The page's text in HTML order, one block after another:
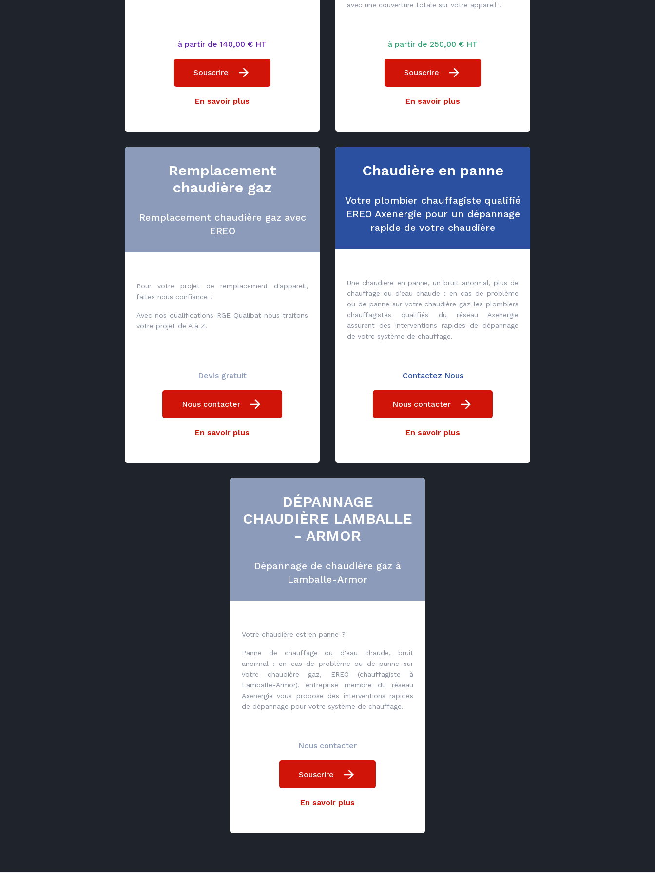
à partir de 140,00 € HT
Souscrire
En savoir plus
avec une couverture totale sur votre appareil !
à partir de 250,00 € HT
Souscrire
En savoir plus
Remplacement
chaudière gaz
Remplacement chaudière gaz avec
EREO
Pour votre projet de remplacement d'appareil,
faites nous confiance !
Avec nos qualifications RGE Qualibat nous traitons
votre projet de A à Z.
Devis gratuit
Nous contacter
En savoir plus
Chaudière en panne
Votre plombier chauffagiste qualifié
EREO Axenergie pour un dépannage
rapide de votre chaudière
Une chaudière en panne, un bruit anormal, plus de
chauffage ou d’eau chaude : en cas de problème
ou de panne sur votre chaudière gaz les plombiers
chauffagistes qualifiés du réseau Axenergie
assurent des interventions rapides de dépannage
de votre système de chauffage.
Contactez Nous
Nous contacter
En savoir plus
DÉPANNAGE
CHAUDIÈRE LAMBALLE
- ARMOR
Dépannage de chaudière gaz à
Lamballe-Armor
Votre chaudière est en panne ?
Panne de chauffage ou d'eau chaude, bruit
anormal : en cas de problème ou de panne sur
votre chaudière gaz, EREO (chauffagiste à
Lamballe-Armor), entreprise membre du réseau
Axenergie vous propose des interventions rapides
de dépannage pour votre système de chauffage.
Nous contacter
Souscrire
En savoir plus